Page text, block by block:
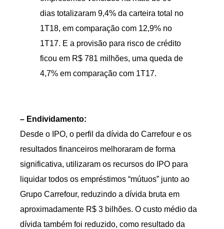
dias totalizaram 9,4% da carteira total no
1T18, em comparação com 12,9% no
1T17. E a provisão para risco de crédito
ficou em R$ 781 milhões, uma queda de
4,7% em comparação com 1T17.
– Endividamento:
Desde o IPO, o perfil da dívida do Carrefour e os
resultados financeiros melhoraram de forma
significativa, utilizaram os recursos do IPO para
liquidar todos os empréstimos “mútuos” junto ao
Grupo Carrefour, reduzindo a dívida bruta em
aproximadamente R$ 3 bilhões. O custo médio da
dívida também foi reduzido, como resultado da